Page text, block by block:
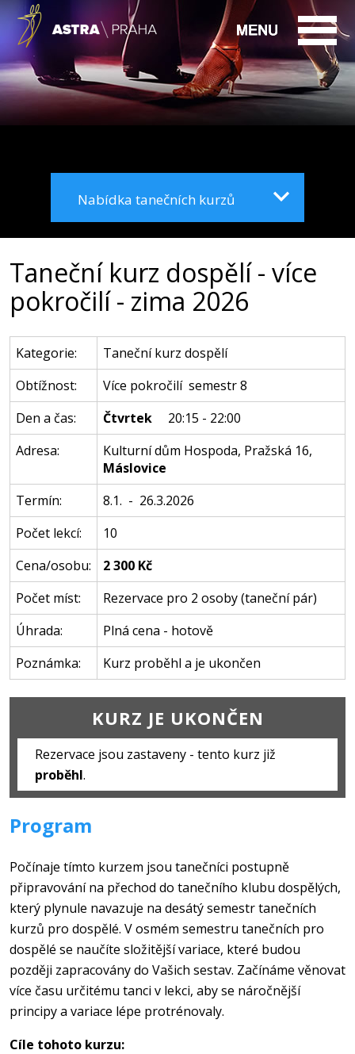
Nabídka tanečních kurzů
Taneční kurz dospělí - více
pokročilí - zima 2026
Kategorie:
Taneční kurz dospělí
Obtížnost:
Více pokročilí semestr 8
Den a čas:
Čtvrtek
20:15 - 22:00
Adresa:
Kulturní dům Hospoda, Pražská 16,
Máslovice
Termín:
8.1. - 26.3.2026
Počet lekcí:
10
Cena/osobu:
2 300 Kč
Počet míst:
Rezervace pro 2 osoby (taneční pár)
Úhrada:
Plná cena - hotově
Poznámka:
Kurz proběhl a je ukončen
KURZ JE UKONČEN
Rezervace jsou zastaveny - tento kurz již
proběhl.
Program
Počínaje tímto kurzem jsou tanečníci postupně
připravování na přechod do tanečního klubu dospělých,
který plynule navazuje na desátý semestr tanečních
kurzů pro dospělé. V osmém semestru tanečních pro
dospělé se naučíte složitější variace, které budou
později zapracovány do Vašich sestav. Začínáme věnovat
více času určitému tanci v lekci, aby se náročnější
principy a variace lépe protrénovaly.
Cíle tohoto kurzu: